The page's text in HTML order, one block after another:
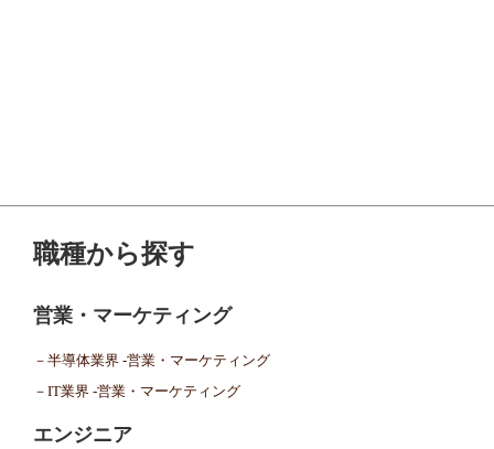
職種から探す
営業・マーケティング
－半導体業界 -営業・マーケティング
－IT業界 -営業・マーケティング
エンジニア